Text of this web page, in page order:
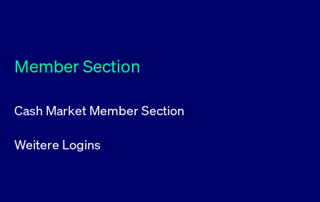
Member Section
Cash Market Member Section
Weitere Logins